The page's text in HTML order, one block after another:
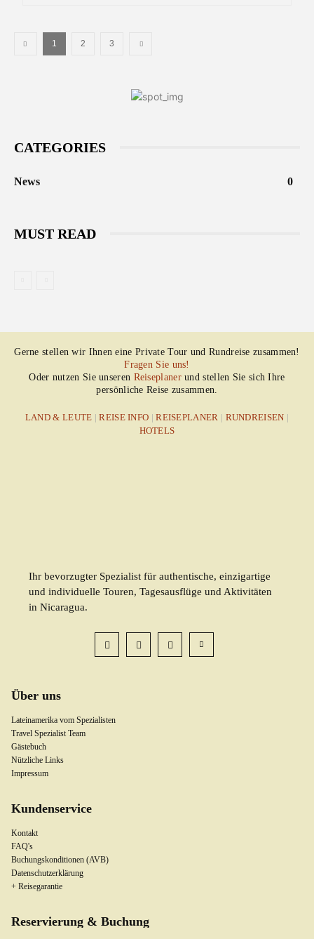
1 2 3
CATEGORIES
News 0
MUST READ
Gerne stellen wir Ihnen eine Private Tour und Rundreise zusammen!
Fragen Sie uns!
Oder nutzen Sie unseren Reiseplanerund stellen Sie sich Ihre
persönliche Reise zusammen.
LAND & LEUTE |REISE INFO |REISEPLANER | RUNDREISEN |
HOTELS
Ihr bevorzugter Spezialist für authentische, einzigartige
und individuelle Touren, Tagesausflüge und Aktivitäten
in Nicaragua.
Über uns
Lateinamerika vom Spezialisten
Travel Spezialist Team
Gästebuch
Nützliche Links
Impressum
Kundenservice
Kontakt
FAQ's
Buchungskonditionen (AVB)
Datenschutzerklärung
+ Reisegarantie
Reservierung & Buchung